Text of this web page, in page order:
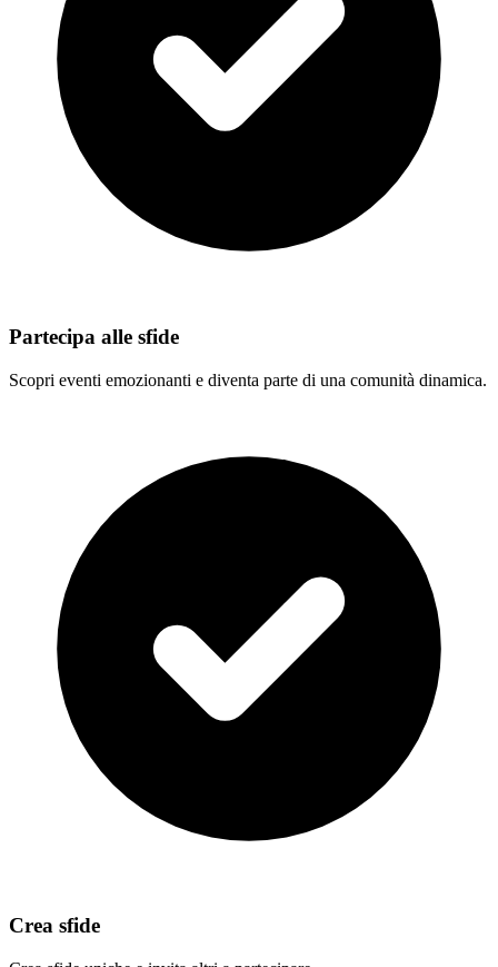
Partecipa alle sfide
Scopri eventi emozionanti e diventa parte di una comunità dinamica.
Crea sfide